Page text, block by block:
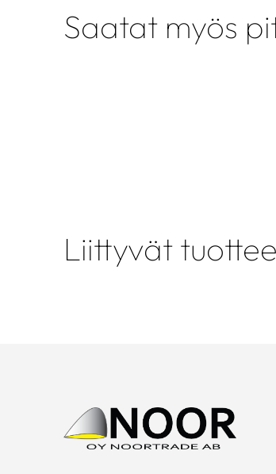
Saatat myös
Liittyvät